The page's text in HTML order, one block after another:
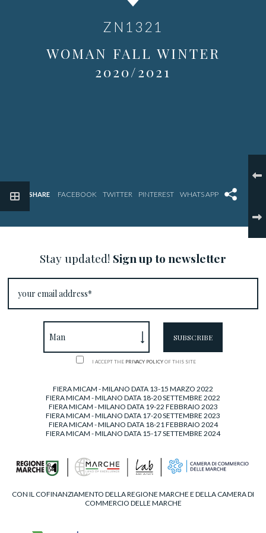
ZN1321
WOMAN FALL WINTER
2020/2021
SHARE
Stay updated! Sign up to newsletter
I ACCEPT THE PRIVACY POLICY OF THIS SITE
FIERA MICAM - MILANO DATA 13-15 MARZO 2022
FIERA MICAM - MILANO DATA 18-20 SETTEMBRE 2022
FIERA MICAM - MILANO DATA 19-22 FEBBRAIO 2023
FIERA MICAM - MILANO DATA 17-20 SETTEMBRE 2023
FIERA MICAM - MILANO DATA 18-21 FEBBRAIO 2024
FIERA MICAM - MILANO DATA 15-17 SETTEMBRE 2024
CON IL COFINANZIAMENTO DELLA REGIONE MARCHE E DELLA CAMERA DI
COMMERCIO DELLE MARCHE